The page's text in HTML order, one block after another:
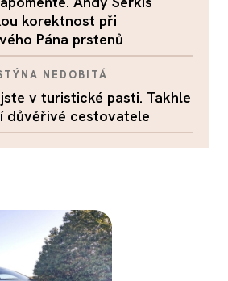
korektnost při
Pána prstenů
NEDOBITÁ
v turistické pasti. Takhle
důvěřivé cestovatele